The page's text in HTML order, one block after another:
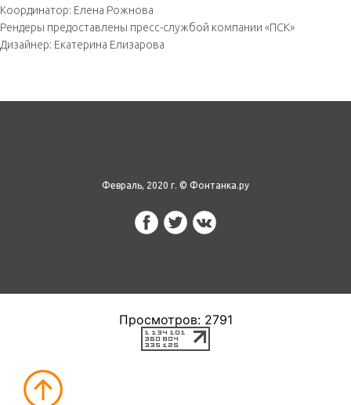
Координатор: Елена Рожнова
Рендеры предоставлены пресс-службой компании «ПСК»
Дизайнер: Екатерина Елизарова
Февраль, 2020 г. © Фонтанка.ру
Просмотров: 2791